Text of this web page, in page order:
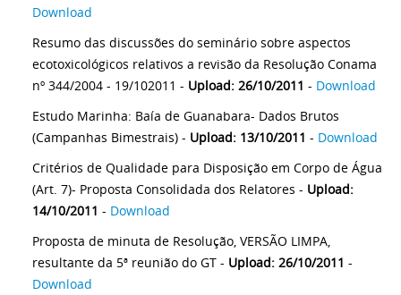
Download
Resumo das discussões do seminário sobre aspectos
ecotoxicológicos relativos a revisão da Resolução Conama
nº 344/2004 - 19/102011 - Upload: 26/10/2011 - Download
Estudo Marinha: Baía de Guanabara- Dados Brutos
(Campanhas Bimestrais) - Upload: 13/10/2011 - Download
Critérios de Qualidade para Disposição em Corpo de Água
(Art. 7)- Proposta Consolidada dos Relatores - Upload:
14/10/2011 - Download
Proposta de minuta de Resolução, VERSÃO LIMPA,
resultante da 5ª reunião do GT - Upload: 26/10/2011 -
Download